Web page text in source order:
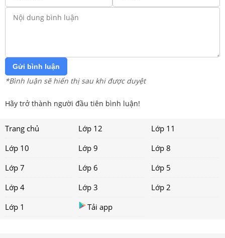
Gửi bình luận
*Bình luận sẽ hiển thị sau khi được duyệt
Hãy trở thành người đầu tiên bình luận!
Trang chủ Lớp 12
Lớp 11
Lớp 10
Lớp 9
Lớp 8
Lớp 7
Lớp 6
Lớp 5
Lớp 4
Lớp 3
Lớp 2
Lớp 1
Tải app